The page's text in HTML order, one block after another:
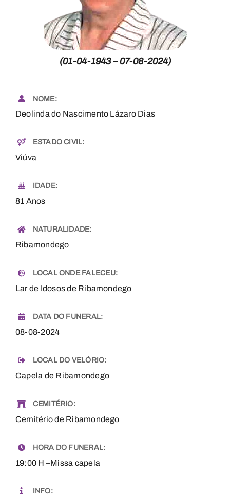
Contactos
(01-04-1943 – 07-08-2024)
NOME:
Deolinda do Nascimento Lázaro Dias
ESTADO CIVIL:
Viúva
IDADE:
81 Anos
NATURALIDADE:
Ribamondego
LOCAL ONDE FALECEU:
Lar de Idosos de Ribamondego
DATA DO FUNERAL:
08-08-2024
LOCAL DO VELÓRIO:
Capela de Ribamondego
CEMITÉRIO:
Cemitério de Ribamondego
HORA DO FUNERAL:
19:00 H –Missa capela
INFO: